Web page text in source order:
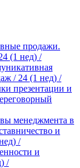
продажи.
(1 нед) /
/ 24 (1 нед) /
презентации и
менеджмента в
и
/
и
/